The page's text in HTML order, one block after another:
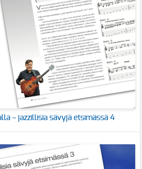
– jazzillisia sävyjä etsimässä 4